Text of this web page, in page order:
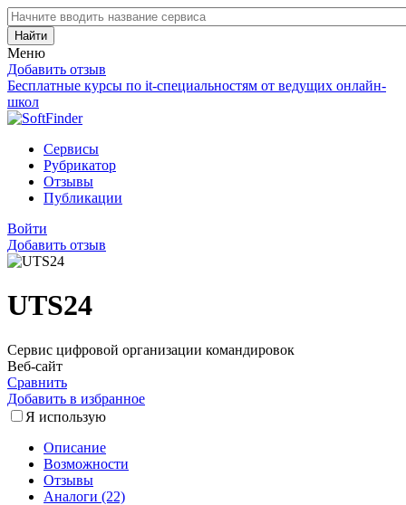
Найти
Меню
Добавить отзыв
Бесплатные курсы по it-специальностям от ведущих онлайн-
школ
Сервисы
Рубрикатор
Отзывы
Публикации
Войти
Добавить отзыв
UTS24
Сервис цифровой организации командировок
Веб-сайт
Сравнить
Добавить в избранное
Я использую
Описание
Возможности
Отзывы
Аналоги (22)